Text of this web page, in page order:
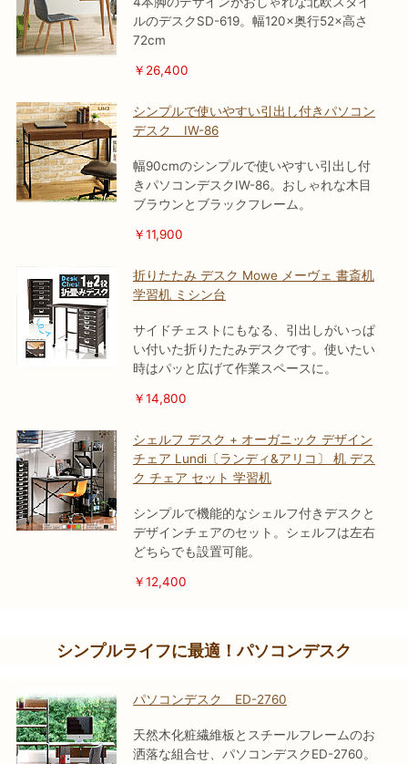
ルのデスクSD-619。幅120×奥行52×高さ
72cm
￥26,400
シンプルで使いやすい引出し付きパソコン
デスク IW-86
幅90cmのシンプルで使いやすい引出し付
きパソコンデスクIW-86。おしゃれな木目
ブラウンとブラックフレーム。
￥11,900
折りたたみ デスク Mowe メーヴェ 書斎机
学習机 ミシン台
サイドチェストにもなる、引出しがいっぱ
い付いた折りたたみデスクです。使いたい
時はパッと広げて作業スペースに。
￥14,800
シェルフ デスク + オーガニック デザイン
チェア Lundi〔ランディ&アリコ〕 机 デス
ク チェア セット 学習机
シンプルで機能的なシェルフ付きデスクと
デザインチェアのセット。シェルフは左右
どちらでも設置可能。
￥12,400
シンプルライフに最適！パソコンデスク
パソコンデスク ED-2760
天然木化粧繊維板とスチールフレームのお
洒落な組合せ、パソコンデスクED-2760。